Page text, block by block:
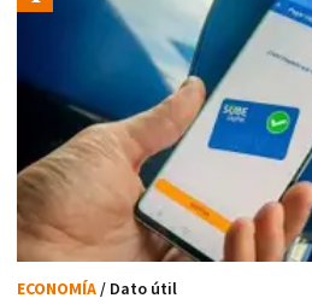
ECONOMÍA/ Dato útil